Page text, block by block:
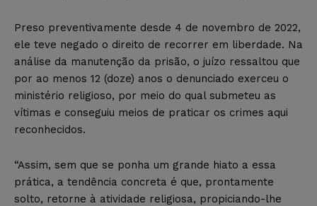
Preso preventivamente desde 4 de novembro de 2022,
ele teve negado o direito de recorrer em liberdade. Na
análise da manutenção da prisão, o juízo ressaltou que
por ao menos 12 (doze) anos o denunciado exerceu o
ministério religioso, por meio do qual submeteu as
vítimas e conseguiu meios de praticar os crimes aqui
reconhecidos.
“Assim, sem que se ponha um grande hiato a essa
prática, a tendência concreta é que, prontamente
solto, retorne à atividade religiosa, propiciando-lhe